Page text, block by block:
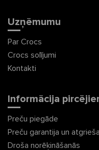
Uzņēmumu
Par Crocs
Crocs solījumi
Kontakti
Informācija
Preču piegāde
Preču garantija un
Droša norēķināšanās